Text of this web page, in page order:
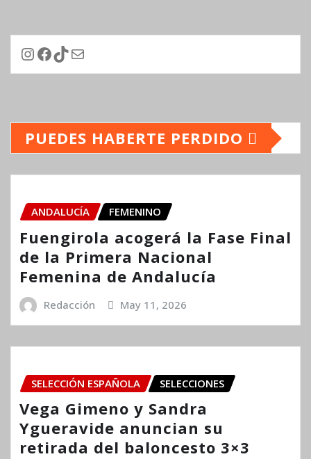
Instagram
Facebook
TikTok
Correo electrónico
PUEDES HABERTE PERDIDO
ANDALUCÍA FEMENINO
Fuengirola acogerá la Fase Final
de la Primera Nacional
Femenina de Andalucía
Redacción May 11, 2026
SELECCIÓN ESPAÑOLA SELECCIONES
Vega Gimeno y Sandra
Ygueravide anuncian su
retirada del baloncesto 3×3